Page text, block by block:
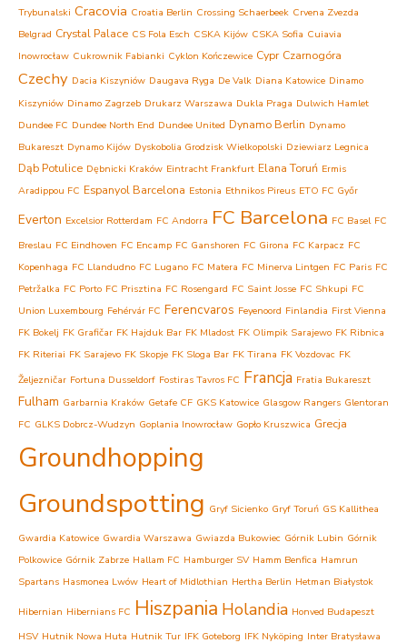
Trybunalski Cracovia Croatia Berlin Crossing Schaerbeek Crvena Zvezda
Belgrad Crystal Palace CS Fola Esch CSKA Kijów CSKA Sofia Cuiavia
Inowrocław Cukrownik Fabianki Cyklon Kończewice Cypr Czarnogóra
Czechy Dacia Kiszyniów Daugava Ryga De Valk Diana Katowice Dinamo
Kiszyniów Dinamo Zagrzeb Drukarz Warszawa Dukla Praga Dulwich Hamlet
Dundee FC Dundee North End Dundee United Dynamo Berlin Dynamo
Bukareszt Dynamo Kijów Dyskobolia Grodzisk Wielkopolski Dziewiarz Legnica
Dąb Potulice Dębnicki Kraków Eintracht Frankfurt Elana Toruń Ermis
Aradippou FC Espanyol Barcelona Estonia Ethnikos Pireus ETO FC Győr
Everton Excelsior Rotterdam FC Andorra FC Barcelona FC Basel FC
Breslau FC Eindhoven FC Encamp FC Ganshoren FC Girona FC Karpacz FC
Kopenhaga FC Llandudno FC Lugano FC Matera FC Minerva Lintgen FC Paris FC
Petržalka FC Porto FC Prisztina FC Rosengard FC Saint Josse FC Shkupi FC
Union Luxembourg Fehérvár FC Ferencvaros Feyenoord Finlandia First Vienna
FK Bokelj FK Grafičar FK Hajduk Bar FK Mladost FK Olimpik Sarajewo FK Ribnica
FK Riteriai FK Sarajevo FK Skopje FK Sloga Bar FK Tirana FK Vozdovac FK
Željezničar Fortuna Dusseldorf Fostiras Tavros FC Francja Fratia Bukareszt
Fulham Garbarnia Kraków Getafe CF GKS Katowice Glasgow Rangers Glentoran
FC GLKS Dobrcz-Wudzyn Goplania Inowrocław Gopło Kruszwica Grecja
Groundhopping
Groundspotting Gryf Sicienko Gryf Toruń GS Kallithea
Gwardia Katowice Gwardia Warszawa Gwiazda Bukowiec Górnik Lubin Górnik
Polkowice Górnik Zabrze Hallam FC Hamburger SV Hamm Benfica Hamrun
Spartans Hasmonea Lwów Heart of Midlothian Hertha Berlin Hetman Białystok
Hibernian Hibernians FC Hiszpania Holandia Honved Budapeszt
HSV Hutnik Nowa Huta Hutnik Tur IFK Goteborg IFK Nyköping Inter Bratysława